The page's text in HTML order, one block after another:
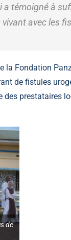
témoigné à
avec les
la Fondation
de fistules
des prestataires
de